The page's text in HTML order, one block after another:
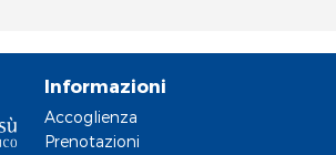
Informazioni
Accoglienza
Prenotazioni